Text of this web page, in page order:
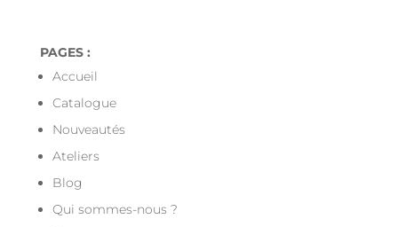
PAGES :
Accueil
Catalogue
Nouveautés
Ateliers
Blog
Qui sommes-nous ?